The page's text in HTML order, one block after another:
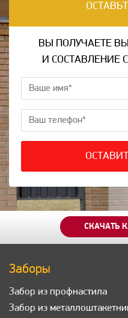
ВЫ ПОЛУЧАЕТЕ
И СОСТАВЛЕНИЕ
СКАЧАТЬ
Заборы
Забор из профнастила
Забор из